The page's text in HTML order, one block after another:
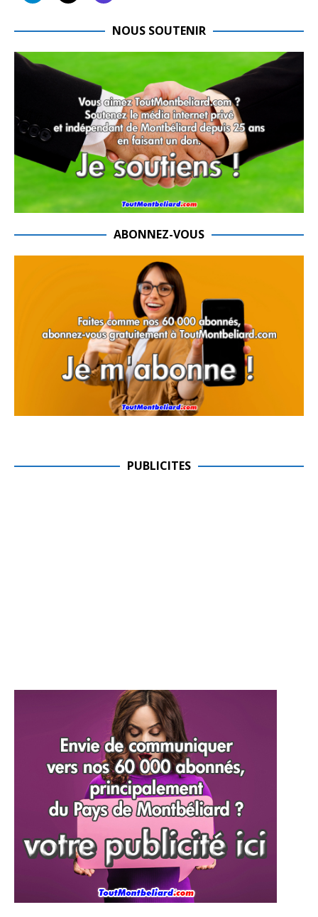
NOUS SOUTENIR
ABONNEZ-VOUS
PUBLICITES